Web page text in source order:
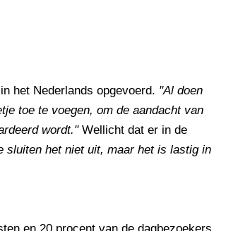
het Nederlands opgevoerd. "Al doen
toe te voegen, om de aandacht van
wordt."Wellicht dat er in de
sluiten het niet uit, maar het is lastig in